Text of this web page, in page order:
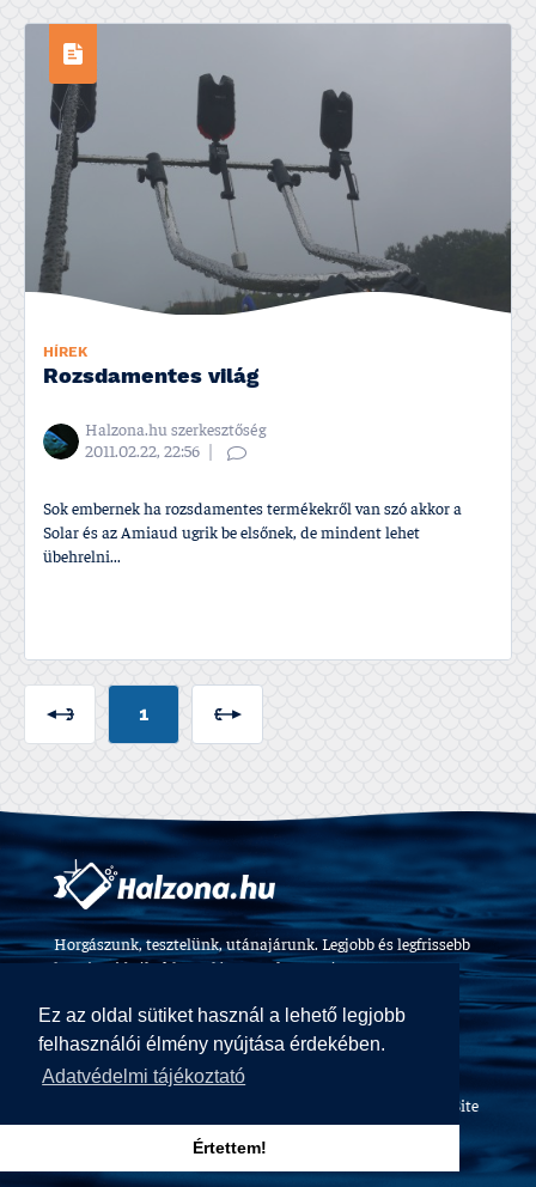
Ez az oldal sütiket használ a lehető legjobb
felhasználói élmény nyújtása érdekében.
Adatvédelmi tájékoztató
Értettem!
HÍREK
Rozsdamentes világ
Halzona.hu szerkesztőség
2011.02.22, 22:56
Sok embernek ha rozsdamentes termékekről van szó akkor a
Solar és az Amiaud ugrik be elsőnek, de mindent lehet
übehrelni...
1
Horgászunk, tesztelünk, utánajárunk. Legjobb és legfrissebb
horgászvideók, felszerelés tesztek 2009 óta.
Web design and Site
byVoov